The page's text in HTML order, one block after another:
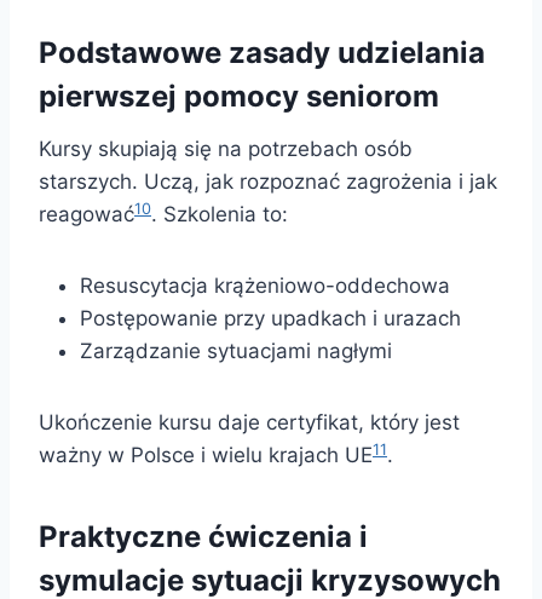
Podstawowe zasady udzielania
pierwszej pomocy seniorom
Kursy skupiają się na potrzebach osób
starszych. Uczą, jak rozpoznać zagrożenia i jak
reagować10. Szkolenia to:
Resuscytacja krążeniowo-oddechowa
Postępowanie przy upadkach i urazach
Zarządzanie sytuacjami nagłymi
Ukończenie kursu daje certyfikat, który jest
ważny w Polsce i wielu krajach UE11.
Praktyczne ćwiczenia i
symulacje sytuacji kryzysowych